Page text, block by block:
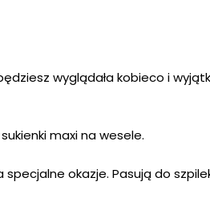
wyglądała kobieco i
maxi na wesele.
okazje. Pasują do